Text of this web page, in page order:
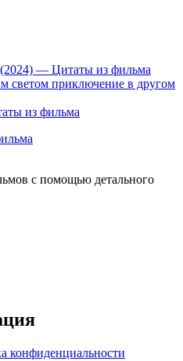
— Цитаты из фильма
светом приключение в другом
из фильма
с помощью детального
конфиденциальности